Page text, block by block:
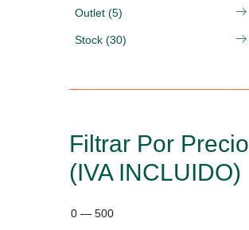
Outlet (5)
Stock (30)
Filtrar Por Precio
(IVA INCLUIDO)
0 — 500